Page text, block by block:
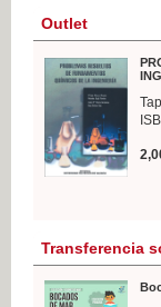
Outlet
Transferencia